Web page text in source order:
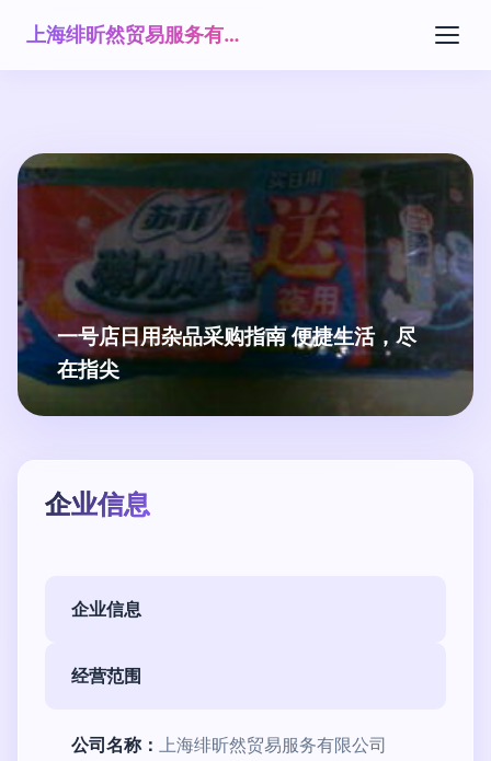
上海绯昕然贸易服务有限公司
一号店日用杂品采购指南 便捷生活，尽
在指尖
企业信息
企业信息
经营范围
公司名称： 上海绯昕然贸易服务有限公司